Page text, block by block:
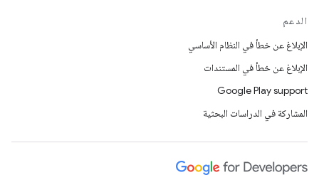
الدعم
الإبلاغ عن خطأ في النظام الأساسي
الإبلاغ عن خطأ في المستندات
Google Play support
المشاركة في الدراسات البحثية